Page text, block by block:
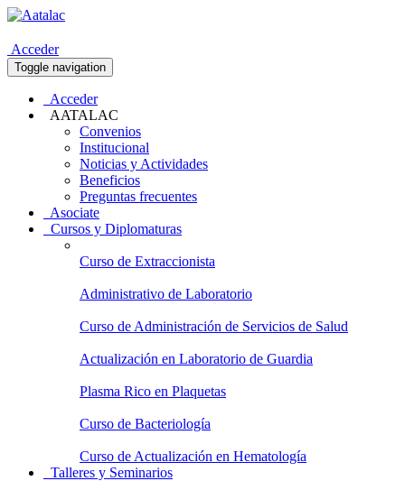
Acceder
Toggle navigation
Acceder
AATALAC
Convenios
Institucional
Noticias y Actividades
Beneficios
Preguntas frecuentes
Asociate
Cursos y Diplomaturas
Curso de Extraccionista
Administrativo de Laboratorio
Curso de Administración de Servicios de Salud
Actualización en Laboratorio de Guardia
Plasma Rico en Plaquetas
Curso de Bacteriología
Curso de Actualización en Hematología
Talleres y Seminarios